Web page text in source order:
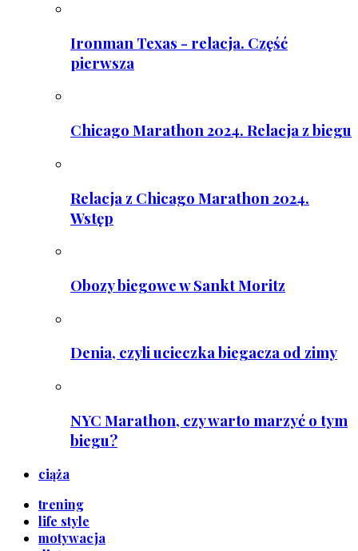
Ironman Texas - relacja. Część
pierwsza
Chicago Marathon 2024. Relacja z biegu
Relacja z Chicago Marathon 2024.
Wstęp
Obozy biegowe w Sankt Moritz
Denia, czyli ucieczka biegacza od zimy
NYC Marathon, czy warto marzyć o tym
biegu?
ciąża
trening
life style
motywacja